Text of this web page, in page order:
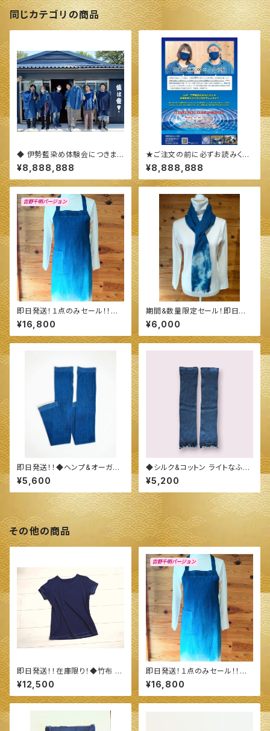
同じカテゴリの商品
◆ 伊勢藍染め体験会につきまし
て(概要)◆
¥8,888,888
★ご注文の前に必ずお読みくだ
さい★
¥8,888,888
即日発送！１点のみセール！！◆
続·続·エプロン ◆ ～100%オー
ガニックすくも使用 醗酵建て伊
勢藍染～
¥16,800
期間&数量限定セール！即日発
送！！◆今治産 タオル地 ストー
ル◆ ～100%オーガニックすく
も使用 醗酵建て伊勢藍染～
¥6,000
即日発送！！◆ヘンプ&オーガニ
ックコットン 指穴ありロングア
ームカバー◆ ～100%オーガニ
ックすくも使用 醗酵建て伊勢藍
¥5,600
◆シルク&コットン ライトなふん
わりアーム&レッグカバー◆ 〜1
00%オーガニックすくも使用 醗
酵建て伊勢藍染～
¥5,200
その他の商品
即日発送！！在庫限り！◆竹布 レ
ディース 半袖 クルーネック Tシ
ャツ(M、Ｌサイズ)◆ 〜100%
オーガニックすくも使用 醗酵建
¥12,500
即日発送！１点のみセール！！◆
続·続·エプロン ◆ ～100%オー
ガニックすくも使用 醗酵建て伊
勢藍染～
¥16,800